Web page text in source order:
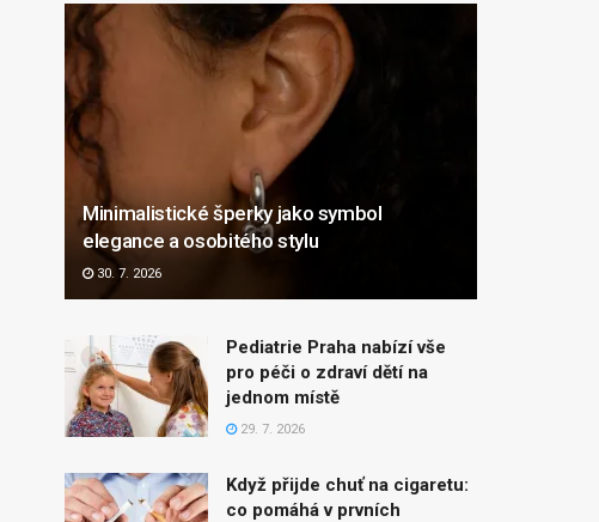
Minimalistické šperky jako symbol
elegance a osobitého stylu
30. 7. 2026
Pediatrie Praha nabízí vše
pro péči o zdraví dětí na
jednom místě
29. 7. 2026
Když přijde chuť na cigaretu:
co pomáhá v prvních